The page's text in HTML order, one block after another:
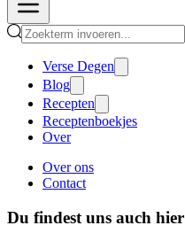
Verse Degen
Blog
Recepten
Receptenboekjes
Over
Over ons
Contact
Du findest uns auch hier